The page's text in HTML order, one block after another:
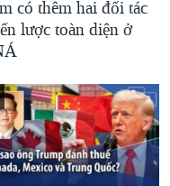
có thêm hai đối tác
lược toàn diện ở